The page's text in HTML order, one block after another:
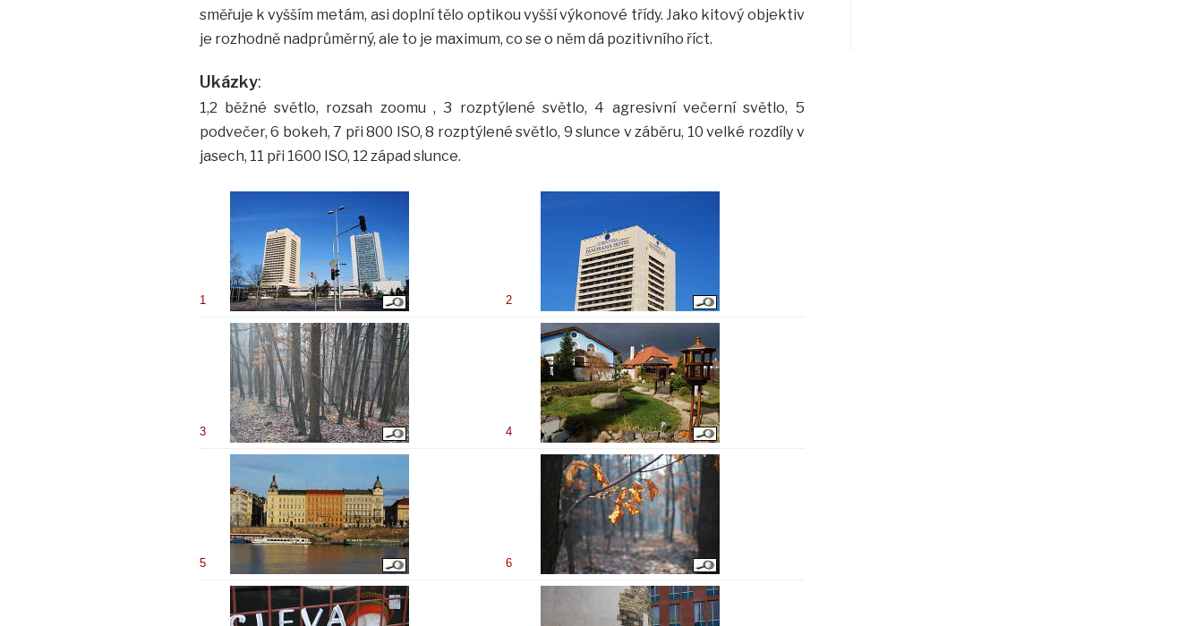
směřuje k vyšším metám, asi doplní tělo optikou vyšší výkonové třídy. Jako kitový objektiv
je rozhodně nadprůměrný, ale to je maximum, co se o něm dá pozitivního říct.
Ukázky:
1,2 běžné světlo, rozsah zoomu , 3 rozptýlené světlo, 4 agresivní večerní světlo, 5
podvečer, 6 bokeh, 7 při 800 ISO, 8 rozptýlené světlo, 9 slunce v záběru, 10 velké rozdíly v
jasech, 11 při 1600 ISO, 12 západ slunce.
1 2
3 4
5 6